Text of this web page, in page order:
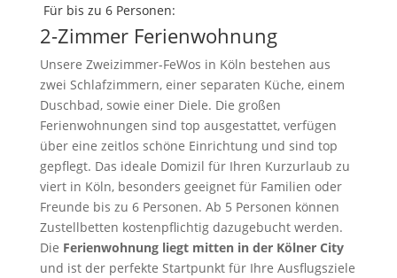
Für bis zu 6 Personen:
2-Zimmer Ferienwohnung
Unsere Zweizimmer-FeWos in Köln bestehen aus
zwei Schlafzimmern, einer separaten Küche, einem
Duschbad, sowie einer Diele. Die großen
Ferienwohnungen sind top ausgestattet, verfügen
über eine zeitlos schöne Einrichtung und sind top
gepflegt. Das ideale Domizil für Ihren Kurzurlaub zu
viert in Köln, besonders geeignet für Familien oder
Freunde bis zu 6 Personen. Ab 5 Personen können
Zustellbetten kostenpflichtig dazugebucht werden.
Die Ferienwohnung liegt mitten in der Kölner City
und ist der perfekte Startpunkt für Ihre Ausflugsziele